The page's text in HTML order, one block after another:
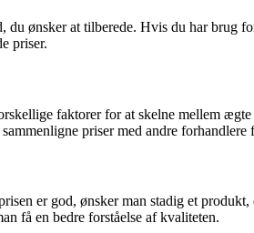
ønsker at tilberede. Hvis du har brug
priser.
faktorer for at skelne mellem
priser med andre forhandlere
er god, ønsker man stadig et produkt,
få en bedre forståelse af kvaliteten.